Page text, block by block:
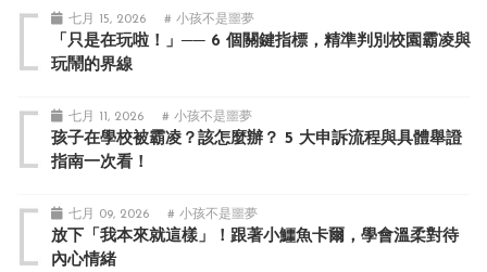
七月 15, 2026 # 小孩不是噩夢
「只是在玩啦！」── 6 個關鍵指標，精準判別校園霸凌與
玩鬧的界線
七月 11, 2026 # 小孩不是噩夢
孩子在學校被霸凌？該怎麼辦？ 5 大申訴流程與具體舉證
指南一次看！
七月 09, 2026 # 小孩不是噩夢
放下「我本來就這樣」！跟著小鱷魚卡爾，學會溫柔對待
內心情緒